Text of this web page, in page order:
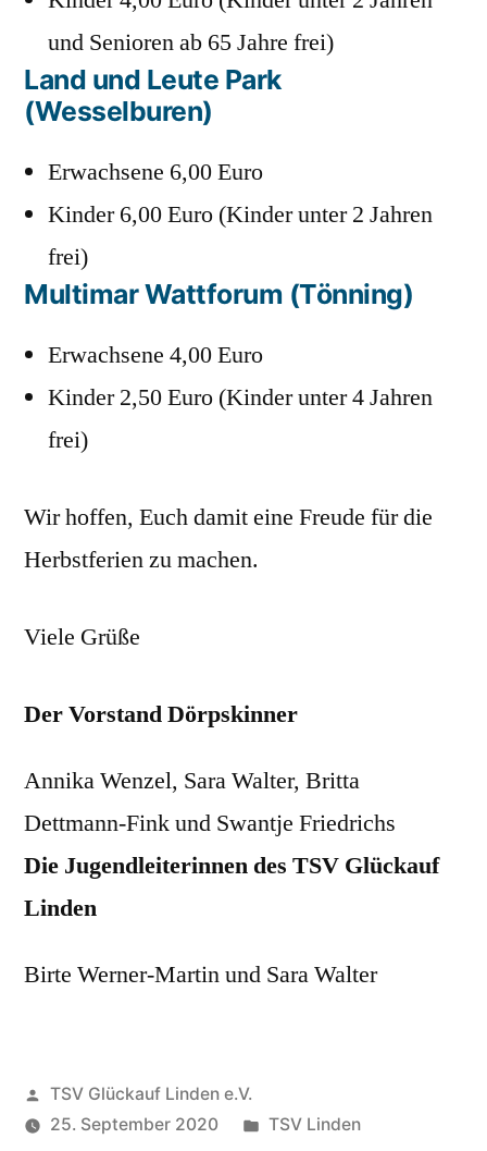
und Senioren ab 65 Jahre frei)
Land und Leute Park
(Wesselburen)
Erwachsene 6,00 Euro
Kinder 6,00 Euro (Kinder unter 2 Jahren
frei)
Multimar Wattforum (Tönning)
Erwachsene 4,00 Euro
Kinder 2,50 Euro (Kinder unter 4 Jahren
frei)
Wir hoffen, Euch damit eine Freude für die
Herbstferien zu machen.
Viele Grüße
Der Vorstand Dörpskinner
Annika Wenzel, Sara Walter, Britta
Dettmann-Fink und Swantje Friedrichs
Die Jugendleiterinnen des TSV Glückauf
Linden
Birte Werner-Martin und Sara Walter
Veröffentlicht
von
TSV Glückauf Linden e.V.
25. September 2020
Veröffentlicht
TSV Linden